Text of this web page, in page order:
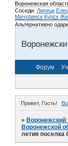
Воронежская
Соседи: Липецк Елец
Мичуринск Курск
Альтернативно
Форум
Привет, Гость!
»
Воронежской
летия поселка